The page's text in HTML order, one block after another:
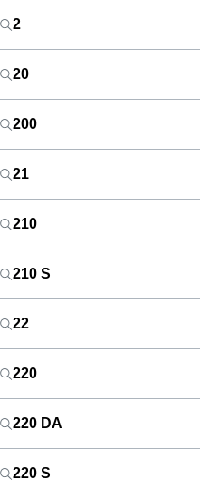
2
20
200
21
210
210 S
22
220
220 DA
220 S